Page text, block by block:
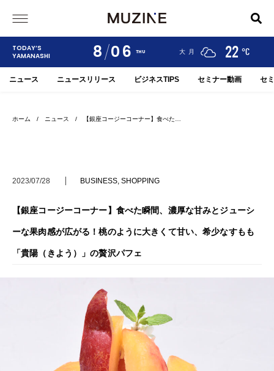
TODAY’S
YAMANASHI
8 06 THU
甲府 河口湖 大月 22 °C
ニュース ニュースリリース ビジネスTIPS セミナー動画 セ
ホーム / ニュース / 【銀座コージーコーナー】食べた…
2023/07/28 BUSINESS, SHOPPING
【銀座コージーコーナー】食べた瞬間、濃厚な甘みとジューシ
ーな果肉感が広がる！桃のように大きくて甘い、希少なすもも
「貴陽（きよう）」の贅沢パフェ